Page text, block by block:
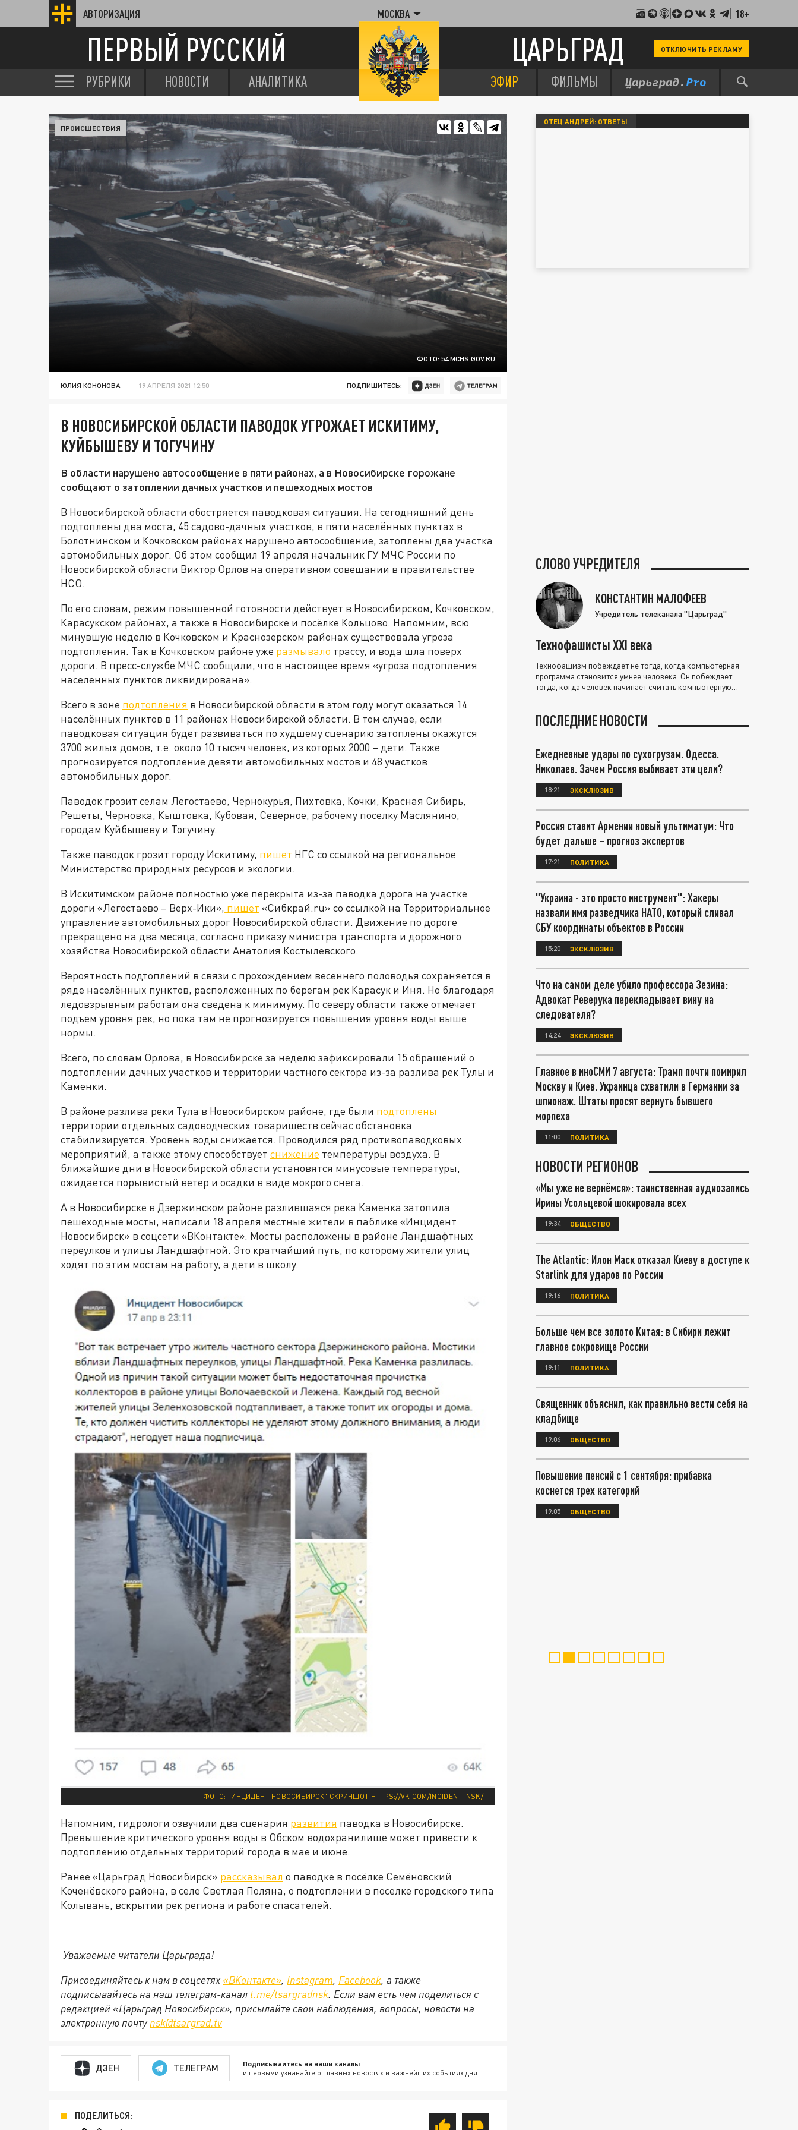
АВТОРИЗАЦИЯ МОСКВА 18+
ПЕРВЫЙ РУССКИЙ ЦАРЬГРАД ОТКЛЮЧИТЬ РЕКЛАМУ
РУБРИКИ НОВОСТИ АНАЛИТИКА ЭФИР ФИЛЬМЫ
ФОТО: 54.MCHS.GOV.RU
ПРОИСШЕСТВИЯ
ЮЛИЯ КОНОНОВА 19 АПРЕЛЯ 2021 12:50 ПОДПИШИТЕСЬ:
В НОВОСИБИРСКОЙ ОБЛАСТИ ПАВОДОК УГРОЖАЕТ ИСКИТИМУ,
КУЙБЫШЕВУ И ТОГУЧИНУ
В области нарушено автосообщение в пяти районах, а в Новосибирске горожане
сообщают о затоплении дачных участков и пешеходных мостов
В Новосибирской области обостряется паводковая ситуация. На сегодняшний день
подтоплены два моста, 45 садово-дачных участков, в пяти населённых пунктах в
Болотнинском и Кочковском районах нарушено автосообщение, затоплены два участка
автомобильных дорог. Об этом сообщил 19 апреля начальник ГУ МЧС России по
Новосибирской области Виктор Орлов на оперативном совещании в правительстве
НСО.
По его словам, режим повышенной готовности действует в Новосибирском, Кочковском,
Карасукском районах, а также в Новосибирске и посёлке Кольцово. Напомним, всю
минувшую неделю в Кочковском и Краснозерском районах существовала угроза
подтопления. Так в Кочковском районе уже размывало трассу, и вода шла поверх
дороги. В пресс-службе МЧС сообщили, что в настоящее время «угроза подтопления
населенных пунктов ликвидирована».
Всего в зоне подтопления в Новосибирской области в этом году могут оказаться 14
населённых пунктов в 11 районах Новосибирской области. В том случае, если
паводковая ситуация будет развиваться по худшему сценарию затоплены окажутся
3700 жилых домов, т.е. около 10 тысяч человек, из которых 2000 – дети. Также
прогнозируется подтопление девяти автомобильных мостов и 48 участков
автомобильных дорог.
Паводок грозит селам Легостаево, Чернокурья, Пихтовка, Кочки, Красная Сибирь,
Решеты, Черновка, Кыштовка, Кубовая, Северное, рабочему поселку Маслянино,
городам Куйбышеву и Тогучину.
Также паводок грозит городу Искитиму, пишет НГС со ссылкой на региональное
Министерство природных ресурсов и экологии.
В Искитимском районе полностью уже перекрыта из-за паводка дорога на участке
дороги «Легостаево – Верх-Ики», пишет «Сибкрай.ru» со ссылкой на Территориальное
управление автомобильных дорог Новосибирской области. Движение по дороге
прекращено на два месяца, согласно приказу министра транспорта и дорожного
хозяйства Новосибирской области Анатолия Костылевского.
Вероятность подтоплений в связи с прохождением весеннего половодья сохраняется в
ряде населённых пунктов, расположенных по берегам рек Карасук и Иня. Но благодаря
ледовзрывным работам она сведена к минимуму. По северу области также отмечает
подъем уровня рек, но пока там не прогнозируется повышения уровня воды выше
нормы.
Всего, по словам Орлова, в Новосибирске за неделю зафиксировали 15 обращений о
подтоплении дачных участков и территории частного сектора из-за разлива рек Тулы и
Каменки.
В районе разлива реки Тула в Новосибирском районе, где были подтоплены
территории отдельных садоводческих товариществ сейчас обстановка
стабилизируется. Уровень воды снижается. Проводился ряд противопаводковых
мероприятий, а также этому способствует снижение температуры воздуха. В
ближайшие дни в Новосибирской области установятся минусовые температуры,
ожидается порывистый ветер и осадки в виде мокрого снега.
А в Новосибирске в Дзержинском районе разлившаяся река Каменка затопила
пешеходные мосты, написали 18 апреля местные жители в паблике «Инцидент
Новосибирск» в соцсети «ВКонтакте». Мосты расположены в районе Ландшафтных
переулков и улицы Ландшафтной. Это кратчайший путь, по которому жители улиц
ходят по этим мостам на работу, а дети в школу.
ФОТО: "ИНЦИДЕНТ НОВОСИБИРСК" СКРИНШОТ HTTPS://VK.COM/INCIDENT_NSK/
Напомним, гидрологи озвучили два сценария развития паводка в Новосибирске.
Превышение критического уровня воды в Обском водохранилище может привести к
подтоплению отдельных территорий города в мае и июне.
Ранее «Царьград Новосибирск» рассказывал о паводке в посёлке Семёновский
Коченёвского района, в селе Светлая Поляна, о подтоплении в поселке городского типа
Колывань, вскрытии рек региона и работе спасателей.
Уважаемые читатели Царьграда!
Присоединяйтесь к нам в соцсетях «ВКонтакте», Instagram, Facebook, а также
подписывайтесь на наш телеграм-канал t.me/tsargradnsk. Если вам есть чем поделиться с
редакцией «Царьград Новосибирск», присылайте свои наблюдения, вопросы, новости на
электронную почту nsk@tsargrad.tv
ДЗЕН ТЕЛЕГРАМ Подписывайтесь на наши каналы
и первыми узнавайте о главных новостях и важнейших событиях дня.
ПОДЕЛИТЬСЯ:
ОТЕЦ АНДРЕЙ: ОТВЕТЫ
СЛОВО УЧРЕДИТЕЛЯ
КОНСТАНТИН МАЛОФЕЕВ
Учредитель телеканала "Царьград"
Технофашисты XXI века
Технофашизм побеждает не тогда, когда компьютерная
программа становится умнее человека. Он побеждает
тогда, когда человек начинает считать компьютерную
ПОСЛЕДНИЕ НОВОСТИ
Ежедневные удары по сухогрузам. Одесса.
Николаев. Зачем Россия выбивает эти цели?
18:21 ЭКСКЛЮЗИВ
Россия ставит Армении новый ультиматум: Что
будет дальше – прогноз экспертов
17:21 ПОЛИТИКА
"Украина - это просто инструмент": Хакеры
назвали имя разведчика НАТО, который сливал
СБУ координаты объектов в России
15:20 ЭКСКЛЮЗИВ
Что на самом деле убило профессора Зезина:
Адвокат Реверука перекладывает вину на
следователя?
14:24 ЭКСКЛЮЗИВ
Главное в иноСМИ 7 августа: Трамп почти помирил
Москву и Киев. Украинца схватили в Германии за
шпионаж. Штаты просят вернуть бывшего
морпеха
11:00 ПОЛИТИКА
НОВОСТИ РЕГИОНОВ
«Мы уже не вернёмся»: таинственная аудиозапись
Ирины Усольцевой шокировала всех
19:34 ОБЩЕСТВО
The Atlantic: Илон Маск отказал Киеву в доступе к
Starlink для ударов по России
19:16 ПОЛИТИКА
Больше чем все золото Китая: в Сибири лежит
главное сокровище России
19:11 ПОЛИТИКА
Священник объяснил, как правильно вести себя на
кладбище
19:06 ОБЩЕСТВО
Повышение пенсий с 1 сентября: прибавка
коснется трех категорий
19:05 ОБЩЕСТВО